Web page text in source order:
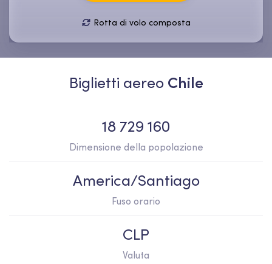
Rotta di volo composta
Passeggero Economico
Biglietti aereo Chile
18 729 160
Dimensione della popolazione
America/Santiago
Fuso orario
CLP
Valuta